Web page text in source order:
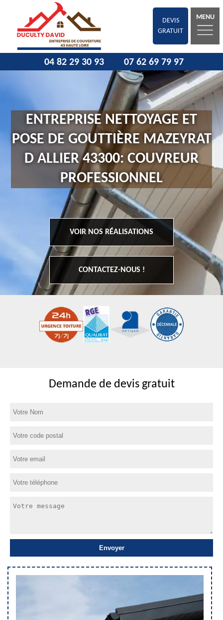
DEVIS
GRATUIT
MENU
04 82 29 30 93 07 62 69 79 97
ENTREPRISE NETTOYAGE ET
POSE DE GOUTTIÈRE MAZEYRAT
D ALLIER 43300: COUVREUR
PROFESSIONNEL
VOIR NOS RÉALISATIONS
CONTACTEZ-NOUS !
Demande de devis gratuit